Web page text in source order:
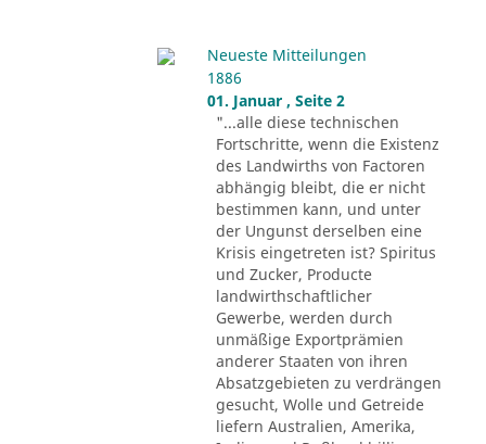
Neueste Mitteilungen
1886
01. Januar , Seite 2
"...alle diese technischen
Fortschritte, wenn die Existenz
des Landwirths von Factoren
abhängig bleibt, die er nicht
bestimmen kann, und unter
der Ungunst derselben eine
Krisis eingetreten ist? Spiritus
und Zucker, Producte
landwirthschaftlicher
Gewerbe, werden durch
unmäßige Exportprämien
anderer Staaten von ihren
Absatzgebieten zu verdrängen
gesucht, Wolle und Getreide
liefern Australien, Amerika,